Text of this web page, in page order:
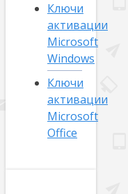
Ключи
активации
Microsoft
Windows
Ключи
активации
Microsoft
Office